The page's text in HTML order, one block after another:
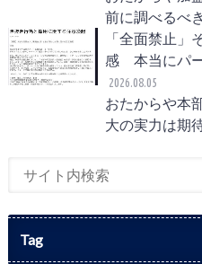
前に調べるべ
「全面禁止」
感 本当にパ
2026.08.05
おたからや本
大の実力は期
Tag